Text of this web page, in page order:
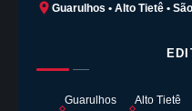
Guarulhos • Alto Tietê •
Guarulhos Alto Tietê